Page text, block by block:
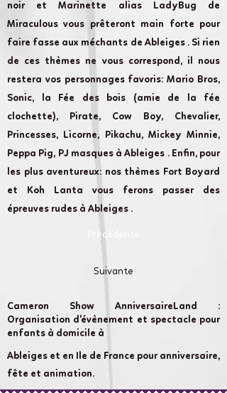
noir et Marinette alias LadyBug de
Miraculous vous prêteront main forte pour
faire fasse aux méchants de Ableiges . Si rien
de ces thèmes ne vous correspond, il nous
restera vos personnages favoris: Mario Bros,
Sonic, la Fée des bois (amie de la fée
clochette), Pirate, Cow Boy, Chevalier,
Princesses, Licorne, Pikachu, Mickey Minnie,
Peppa Pig, PJ masques à Ableiges . Enfin, pour
les plus aventureux: nos thèmes Fort Boyard
et Koh Lanta vous ferons passer des
épreuves rudes à Ableiges .
Précédente
Suivante
Cameron Show AnniversaireLand :
Organisation d'évènement et spectacle pour
enfants à domicile à
Ableiges et en Ile de France pour anniversaire,
fête et animation.